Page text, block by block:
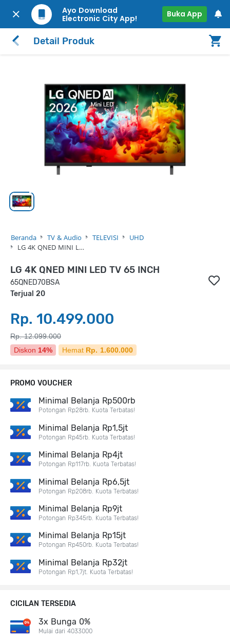
Ayo Download
Electronic City App!
Buka App
Detail Produk
Beranda TV & Audio TELEVISI
UHD
LG 4K QNED MINI L…
LG 4K QNED MINI LED TV 65 INCH
65QNED70BSA
Terjual 20
Rp. 10.499.000
Rp. 12.099.000
Diskon 14% Hemat Rp. 1.600.000
PROMO VOUCHER
Minimal Belanja Rp500rb
Potongan Rp28rb. Kuota Terbatas!
Minimal Belanja Rp1,5jt
Potongan Rp45rb. Kuota Terbatas!
Minimal Belanja Rp4jt
Potongan Rp117rb. Kuota Terbatas!
Minimal Belanja Rp6,5jt
Potongan Rp208rb. Kuota Terbatas!
Minimal Belanja Rp9jt
Potongan Rp345rb. Kuota Terbatas!
Minimal Belanja Rp15jt
Potongan Rp450rb. Kuota Terbatas!
Minimal Belanja Rp32jt
Potongan Rp1,7jt. Kuota Terbatas!
CICILAN TERSEDIA
3x Bunga 0%
Mulai dari 4033000